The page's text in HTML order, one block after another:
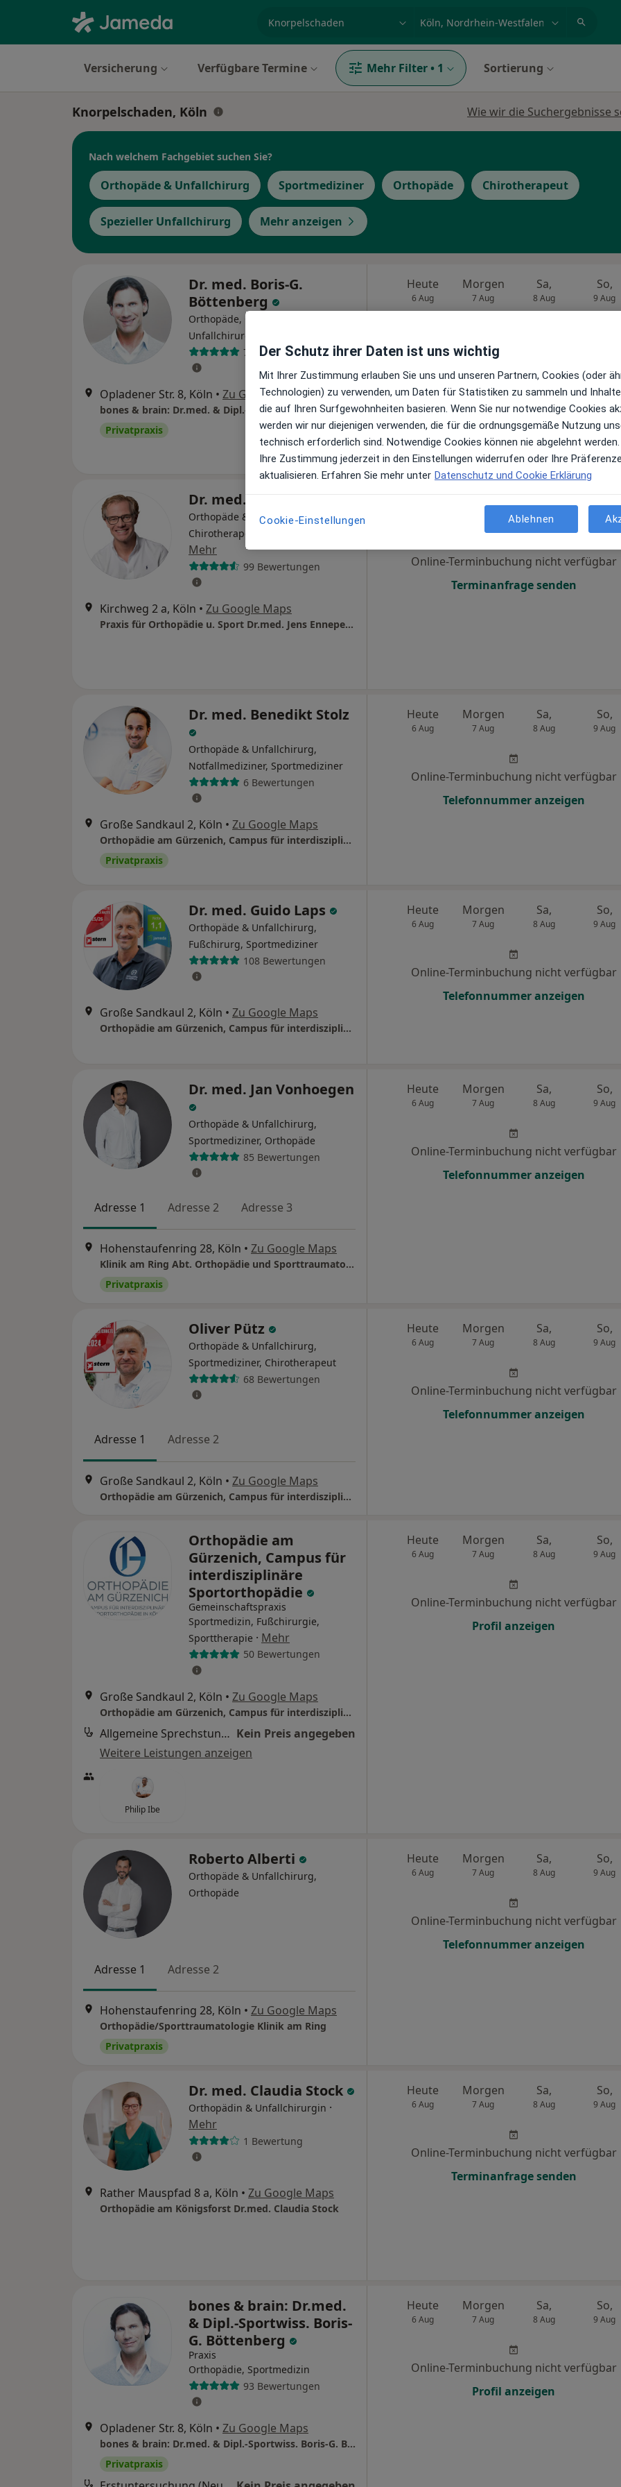
Versicherung Verfügbare Termine Mehr Filter • 1 Sortierung
Knorpelschaden, Köln Wie wir die Suchergebnisse
Nach welchem Fachgebiet suchen Sie?
Orthopäde & Unfallchirurg Sportmediziner Orthopäde Chirotherapeut
Spezieller Unfallchirurg Mehr anzeigen
Dr. med. Boris-G.
Böttenberg
Orthopäde, Orthopäde &
Unfallchirurg
76 Bewertungen
Opladener Str. 8, Köln • Zu Google Maps
bones & brain: Dr.med. & Dipl.-Sportwiss. Boris-G. Böttenberg
Privatpraxis
Heute
6 Aug
Morgen
7 Aug
Sa,
8 Aug
So,
9 Aug
Online-Terminbuchung nicht verfügbar
Terminanfrage senden
Dr. med. Jens Enneper
Orthopäde & Unfallchirurg,
Chirotherapeut, Sportmediziner
Mehr
99 Bewertungen
Kirchweg 2 a, Köln • Zu Google Maps
Praxis für Orthopädie u. Sport Dr.med. Jens Enneper Facharzt für Orthopädie
9 Aug
Online-Terminbuchung nicht verfügbar
Terminanfrage senden
Dr. med. Benedikt Stolz
Orthopäde & Unfallchirurg,
Notfallmediziner, Sportmediziner
6 Bewertungen
Große Sandkaul 2, Köln • Zu Google Maps
Orthopädie am Gürzenich, Campus für interdisziplinäre Sportorthopädie
Privatpraxis
Heute
6 Aug
Morgen
7 Aug
Sa,
8 Aug
So,
9 Aug
Online-Terminbuchung nicht verfügbar
Telefonnummer anzeigen
Dr. med. Guido Laps
Orthopäde & Unfallchirurg,
Fußchirurg, Sportmediziner
108 Bewertungen
Große Sandkaul 2, Köln • Zu Google Maps
Orthopädie am Gürzenich, Campus für interdisziplinäre Sportorthopädie
Heute
6 Aug
Morgen
7 Aug
Sa,
8 Aug
So,
9 Aug
Online-Terminbuchung nicht verfügbar
Telefonnummer anzeigen
Dr. med. Jan Vonhoegen
Orthopäde & Unfallchirurg,
Sportmediziner, Orthopäde
85 Bewertungen
Adresse 1 Adresse 2 Adresse 3
Hohenstaufenring 28, Köln • Zu Google Maps
Klinik am Ring Abt. Orthopädie und Sporttraumatologie
Privatpraxis
Heute
6 Aug
Morgen
7 Aug
Sa,
8 Aug
So,
9 Aug
Online-Terminbuchung nicht verfügbar
Telefonnummer anzeigen
Oliver Pütz
Orthopäde & Unfallchirurg,
Sportmediziner, Chirotherapeut
68 Bewertungen
Adresse 1 Adresse 2
Große Sandkaul 2, Köln • Zu Google Maps
Orthopädie am Gürzenich, Campus für interdisziplinäre Sportorthopädie
Heute
6 Aug
Morgen
7 Aug
Sa,
8 Aug
So,
9 Aug
Online-Terminbuchung nicht verfügbar
Telefonnummer anzeigen
Orthopädie am
Gürzenich, Campus für
interdisziplinäre
Sportorthopädie
Gemeinschaftspraxis
Sportmedizin, Fußchirurgie,
Sporttherapie · Mehr
50 Bewertungen
Große Sandkaul 2, Köln • Zu Google Maps
Orthopädie am Gürzenich, Campus für interdisziplinäre Sportorthopädie
Allgemeine Sprechstunde Kein Preis angegeben
Weitere Leistungen anzeigen
Philip Ibe
Heute
6 Aug
Morgen
7 Aug
Sa,
8 Aug
So,
9 Aug
Online-Terminbuchung nicht verfügbar
Profil anzeigen
Roberto Alberti
Orthopäde & Unfallchirurg,
Orthopäde
Adresse 1 Adresse 2
Hohenstaufenring 28, Köln • Zu Google Maps
Orthopädie/Sporttraumatologie Klinik am Ring
Privatpraxis
Heute
6 Aug
Morgen
7 Aug
Sa,
8 Aug
So,
9 Aug
Online-Terminbuchung nicht verfügbar
Telefonnummer anzeigen
Dr. med. Claudia Stock
Orthopädin & Unfallchirurgin ·
Mehr
1 Bewertung
Rather Mauspfad 8 a, Köln • Zu Google Maps
Orthopädie am Königsforst Dr.med. Claudia Stock
Heute
6 Aug
Morgen
7 Aug
Sa,
8 Aug
So,
9 Aug
Online-Terminbuchung nicht verfügbar
Terminanfrage senden
bones & brain: Dr.med.
& Dipl.-Sportwiss. Boris-
G. Böttenberg
Praxis
Orthopädie, Sportmedizin
93 Bewertungen
Opladener Str. 8, Köln • Zu Google Maps
bones & brain: Dr.med. & Dipl.-Sportwiss. Boris-G. Böttenberg
Privatpraxis
Heute
6 Aug
Morgen
7 Aug
Sa,
8 Aug
So,
9 Aug
Online-Terminbuchung nicht verfügbar
Profil anzeigen
Der Schutz ihrer Daten ist uns wichtig
Mit Ihrer Zustimmung erlauben Sie uns und unseren Partnern, Cookies (oder
Technologien) zu verwenden, um Daten für Statistiken zu sammeln und
die auf Ihren Surfgewohnheiten basieren. Wenn Sie nur notwendige Cookies
werden wir nur diejenigen verwenden, die für die ordnungsgemäße Nutzung
technisch erforderlich sind. Notwendige Cookies können nie abgelehnt werden.
Ihre Zustimmung jederzeit in den Einstellungen widerrufen oder Ihre
aktualisieren. Erfahren Sie mehr unter Datenschutz und Cookie Erklärung
Cookie-Einstellungen Ablehnen